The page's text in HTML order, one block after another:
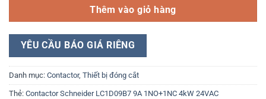
Thêm vào giỏ hàng
YÊU CẦU BÁO GIÁ RIÊNG
Danh mục: Contactor, Thiết bị đóng cắt
Thẻ: Contactor Schneider LC1D09B7 9A 1NO+1NC 4kW 24VAC